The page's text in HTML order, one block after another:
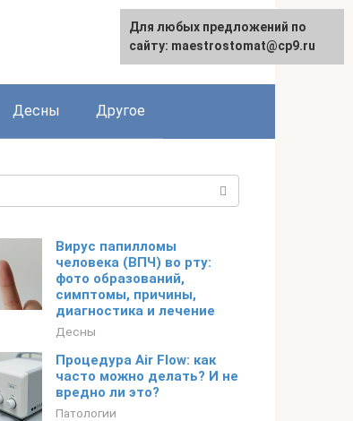
Десны Другое
Вирус папилломы
человека (ВПЧ) во рту:
фото образований,
симптомы, причины,
диагностика и лечение
Десны
Процедура Air Flow: как
часто можно делать? И не
вредно ли это?
Патологии
Для любых предложений по
сайту: maestrostomat@cp9.ru